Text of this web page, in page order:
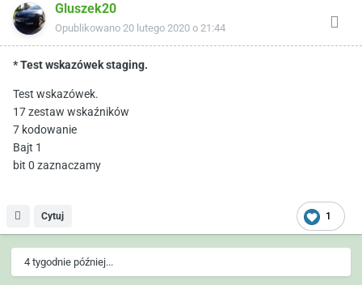
Gluszek20
Opublikowano 20 lutego 2020 o 21:44
* Test wskazówek staging.
Test wskazówek.
17 zestaw wskaźników
7 kodowanie
Bajt 1
bit 0 zaznaczamy
1
Cytuj
4 tygodnie później...